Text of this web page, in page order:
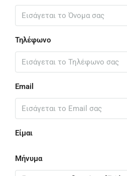
Τηλέφωνο
Email
Είμαι
Μήνυμα